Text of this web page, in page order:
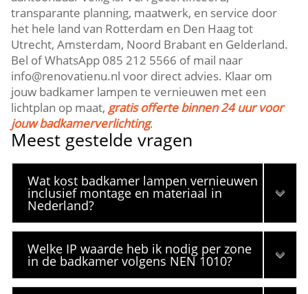
transparante planning, maatwerk, en service door
het hele land van Rotterdam en Den Haag tot
Utrecht, Amsterdam, Noord Brabant en Gelderland.​
Bel of WhatsApp 085 212 5566 of mail naar
info@renovatienu.​nl voor direct advies.​ Klaar om
jouw badkamer lampen te vernieuwen met een
lichtplan op maat,gratis offerte binnen 24 uur voor
jouw badkamerverlichting.​
Meest gestelde vragen
Wat kost badkamer lampen vernieuwen
inclusief montage en materiaal in
Nederland?
Welke IP waarde heb ik nodig per zone
in de badkamer volgens NEN 1010?